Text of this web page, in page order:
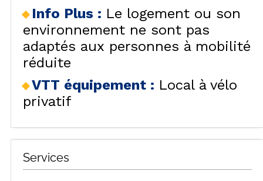
Info Plus : Le logement ou son
environnement ne sont pas
adaptés aux personnes à mobilité
réduite
VTT équipement : Local à vélo
privatif
Services